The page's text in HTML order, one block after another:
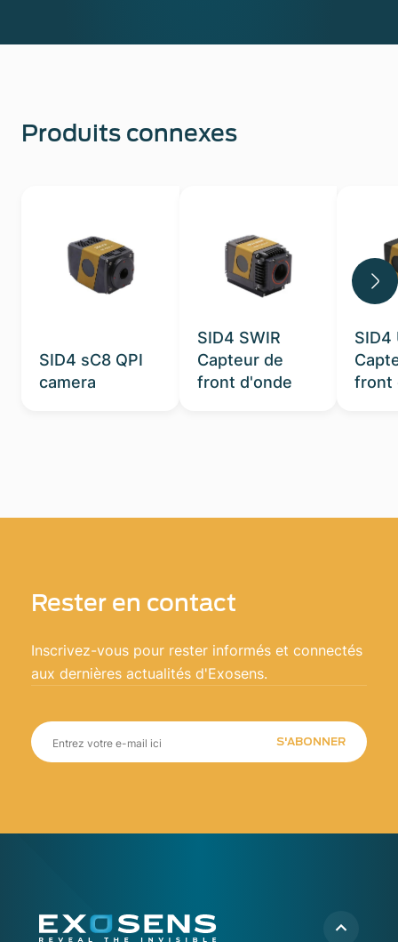
Produits connexes
SID4 sC8 QPI
camera
SID4 SWIR
Capteur de
front d'onde
SID4
front
Rester en contact
Inscrivez-vous pour rester informés et connectés
aux dernières actualités d'Exosens.
S'ABONNER